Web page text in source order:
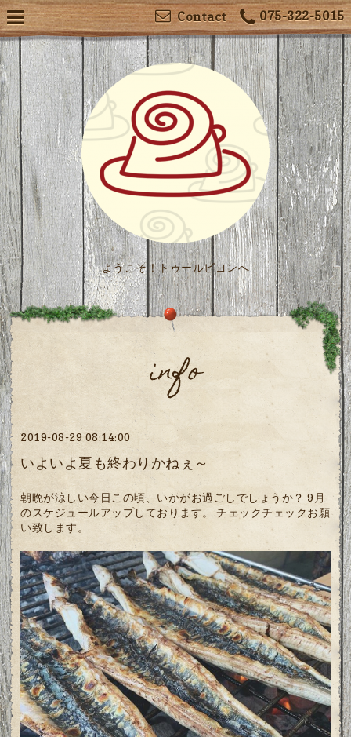
075-322-5015
Contact
ようこそ！トゥールビヨンへ
info
2019-08-29 08:14:00
いよいよ夏も終わりかねぇ～
朝晩が涼しい今日この頃、いかがお過ごしでしょうか？ 9月
のスケジュールアップしております。 チェックチェックお願
い致します。